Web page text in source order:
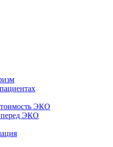
ЭКО
перед ЭКО